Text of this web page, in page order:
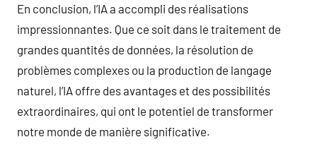
En conclusion, l’IA a accompli des réalisations
impressionnantes. Que ce soit dans le traitement de
grandes quantités de données, la résolution de
problèmes complexes ou la production de langage
naturel, l’IA offre des avantages et des possibilités
extraordinaires, qui ont le potentiel de transformer
notre monde de manière significative.